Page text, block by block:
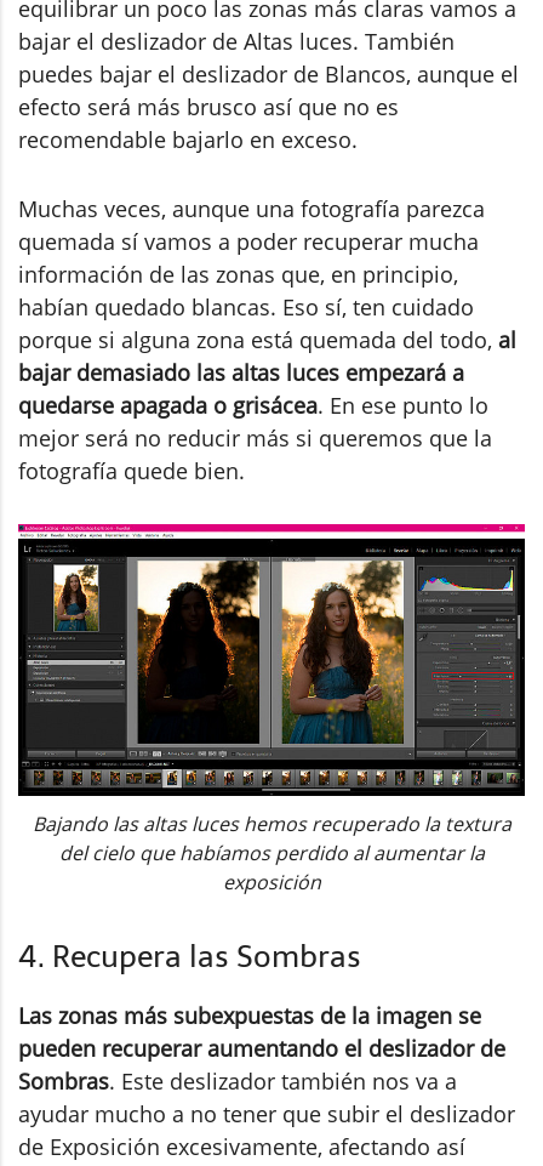
equilibrar un poco las zonas más claras vamos a
bajar el deslizador de Altas luces. También
puedes bajar el deslizador de Blancos, aunque el
efecto será más brusco así que no es
recomendable bajarlo en exceso.
Muchas veces, aunque una fotografía parezca
quemada sí vamos a poder recuperar mucha
información de las zonas que, en principio,
habían quedado blancas. Eso sí, ten cuidado
porque si alguna zona está quemada del todo, al
bajar demasiado las altas luces empezará a
quedarse apagada o grisácea. En ese punto lo
mejor será no reducir más si queremos que la
fotografía quede bien.
Bajando las altas luces hemos recuperado la textura
del cielo que habíamos perdido al aumentar la
exposición
4. Recupera las Sombras
Las zonas más subexpuestas de la imagen se
pueden recuperar aumentando el deslizador de
Sombras. Este deslizador también nos va a
ayudar mucho a no tener que subir el deslizador
de Exposición excesivamente, afectando así